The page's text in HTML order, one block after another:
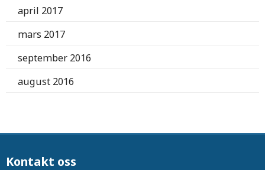
april 2017
mars 2017
september 2016
august 2016
Kontakt oss